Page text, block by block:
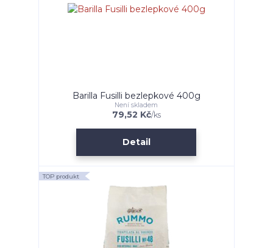
Barilla Fusilli bezlepkové 400g
79,52 Kč/ks
Není skladem
Detail
TOP produkt